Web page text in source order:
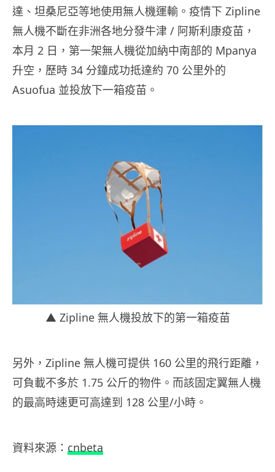
達、坦桑尼亞等地使用無人機運輸。疫情下 Zipline
無人機不斷在非洲各地分發牛津 / 阿斯利康疫苗，
本月 2 日，第一架無人機從加納中南部的 Mpanya
升空，歷時 34 分鐘成功抵達約 70 公里外的
Asuofua 並投放下一箱疫苗。
▲ Zipline 無人機投放下的第一箱疫苗
另外，Zipline 無人機可提供 160 公里的飛行距離，
可負載不多於 1.75 公斤的物件。而該固定翼無人機
的最高時速更可高達到 128 公里/小時。
資料來源： cnbeta